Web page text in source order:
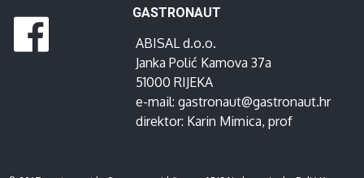
GASTRONAUT
ABISAL d.o.o.
Janka Polić Kamova 37a
51000 RIJEKA
e-mail: gastronaut@gastronaut.hr
direktor: Karin Mimica, prof